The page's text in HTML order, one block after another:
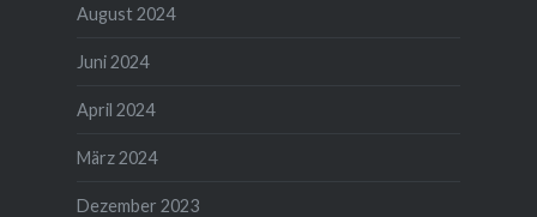
August 2024
Juni 2024
April 2024
März 2024
Dezember 2023